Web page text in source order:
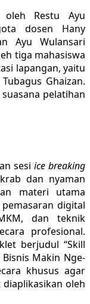
oleh Restu Ayu
dosen Hany
Ayu Wulansari
tiga mahasiswa
lapangan, yaitu
Ghaizan.
pelatihan
sesi ice breaking
dan nyaman
materi utama
digital
dan teknik
profesional.
berjudul “Skill
Makin Nge-
khusus agar
oleh